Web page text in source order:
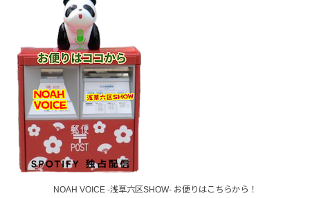
NOAH VOICE -浅草六区SHOW- お便りはこちらから！